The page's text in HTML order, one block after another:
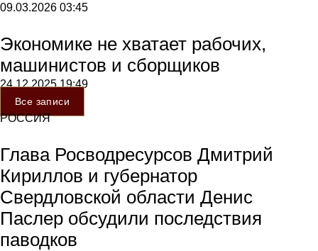
09.03.2026 03:45
Экономике не хватает рабочих,
машинистов и сборщиков
24.12.202519:49
Все записи
РОССИЯ
Глава Росводресурсов Дмитрий
Кириллов и губернатор
Свердловской области Денис
Паслер обсудили последствия
паводков